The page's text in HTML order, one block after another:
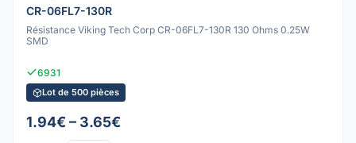
CR-06FL7-130R
Résistance Viking Tech Corp CR-06FL7-130R 130 Ohms 0.25W
SMD
6931
Lot de 500 pièces
1.94€ – 3.65€